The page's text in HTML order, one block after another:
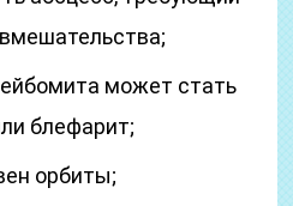
может стать
блефарит;
орбиты;